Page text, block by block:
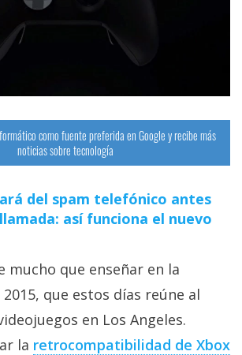
como fuente preferida en Google y recibe más
noticias sobre tecnología
del spam telefónico antes
así funciona el nuevo
mucho que enseñar en la
que estos días reúne al
en Los Angeles.
la retrocompatibilidad de Xbox